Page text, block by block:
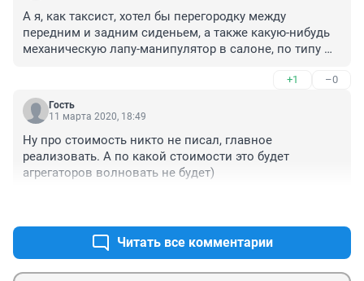
А я, как таксист, хотел бы перегородку между
передним и задним сиденьем, а также какую-нибудь
механическую лапу-манипулятор в салоне, по типу
подмышки пассажирку не желающую покидать салон
и выгрузить на улицу без споров, скандалов и
лишней нервотрёпки. Либо сиденье-катапульту с
+1 –0
Гость
11 марта 2020, 18:49
Ну про стоимость никто не писал, главное
реализовать. А по какой стоимости это будет
агрегаторов волновать не будет)
Читать все комментарии